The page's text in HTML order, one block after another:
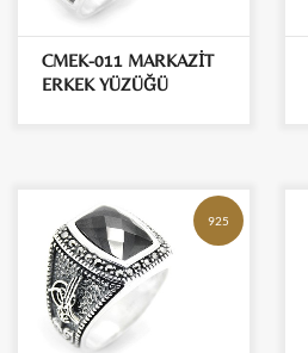
CMEK-011 MARKAZİT
ERKEK YÜZÜĞÜ
925